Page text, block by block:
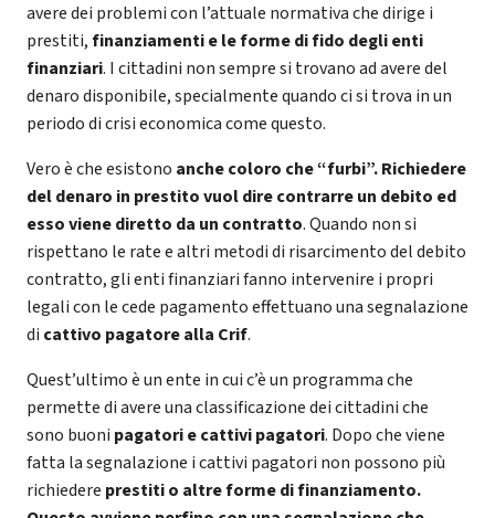
avere dei problemi con l’attuale normativa che dirige i
prestiti,finanziamenti e le forme di fido degli enti
finanziari. I cittadini non sempre si trovano ad avere del
denaro disponibile, specialmente quando ci si trova in un
periodo di crisi economica come questo.
Vero è che esistono anche coloro che “furbi”. Richiedere
del denaro in prestito vuol dire contrarre un debito ed
esso viene diretto da un contratto. Quando non si
rispettano le rate e altri metodi di risarcimento del debito
contratto, gli enti finanziari fanno intervenire i propri
legali con le cede pagamento effettuano una segnalazione
di cattivo pagatore alla Crif.
Quest’ultimo è un ente in cui c’è un programma che
permette di avere una classificazione dei cittadini che
sono buoni pagatori e cattivi pagatori. Dopo che viene
fatta la segnalazione i cattivi pagatori non possono più
richiedere prestiti o altre forme di finanziamento.